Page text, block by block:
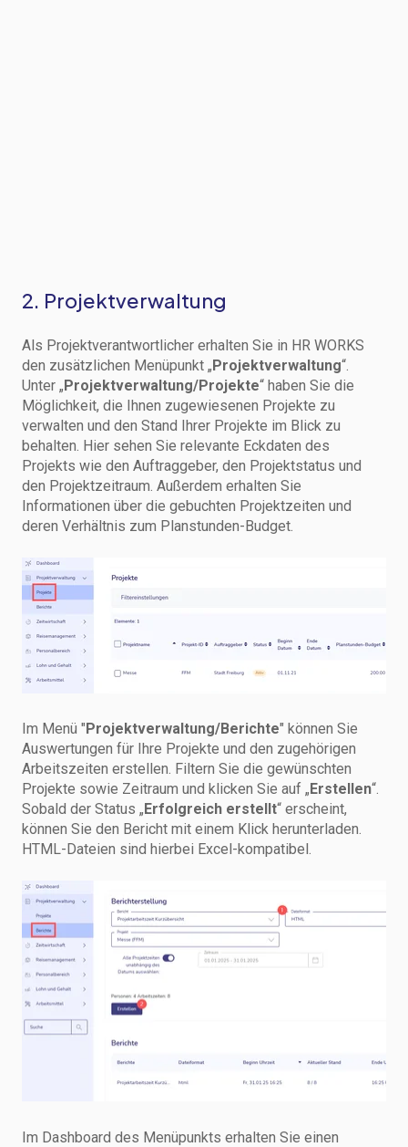
2. Projektverwaltung
Als Projektverantwortlicher erhalten Sie in HR WORKS
den zusätzlichen Menüpunkt „ Projektverwaltung“.
Unter „ Projektverwaltung/Projekte“ haben Sie die
Möglichkeit, die Ihnen zugewiesenen Projekte zu
verwalten und den Stand Ihrer Projekte im Blick zu
behalten. Hier sehen Sie relevante Eckdaten des
Projekts wie den Auftraggeber, den Projektstatus und
den Projektzeitraum. Außerdem erhalten Sie
Informationen über die gebuchten Projektzeiten und
deren Verhältnis zum Planstunden-Budget.
Im Menü "Projektverwaltung/Berichte" können Sie
Auswertungen für Ihre Projekte und den zugehörigen
Arbeitszeiten erstellen. Filtern Sie die gewünschten
Projekte sowie Zeitraum und klicken Sie auf „Erstellen“.
Sobald der Status „Erfolgreich erstellt“ erscheint,
können Sie den Bericht mit einem Klick herunterladen.
HTML-Dateien sind hierbei Excel-kompatibel.
Im Dashboard des Menüpunkts erhalten Sie einen